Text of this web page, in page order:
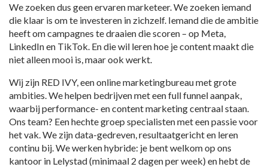
We zoeken dus geen ervaren marketeer. We zoeken iemand
die klaar is om te investeren in zichzelf. Iemand die de ambitie
heeft om campagnes te draaien die scoren – op Meta,
LinkedIn en TikTok. En die wil leren hoe je content maakt die
niet alleen mooi is, maar ook werkt.
Wij zijn RED IVY, een online marketingbureau met grote
ambities. We helpen bedrijven met een full funnel aanpak,
waarbij performance- en content marketing centraal staan.
Ons team? Een hechte groep specialisten met een passie voor
het vak. We zijn data-gedreven, resultaatgericht en leren
continu bij. We werken hybride: je bent welkom op ons
kantoor in Lelystad (minimaal 2 dagen per week) en hebt de